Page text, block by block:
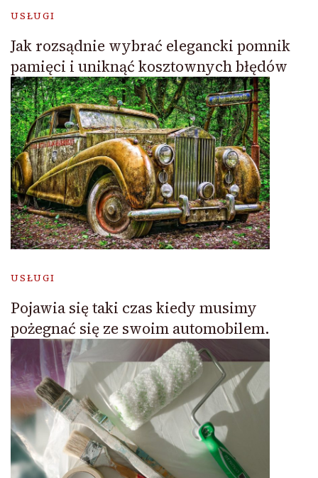
USŁUGI
Jak rozsądnie wybrać elegancki pomnik
pamięci i uniknąć kosztownych błędów
USŁUGI
Pojawia się taki czas kiedy musimy
pożegnać się ze swoim automobilem.